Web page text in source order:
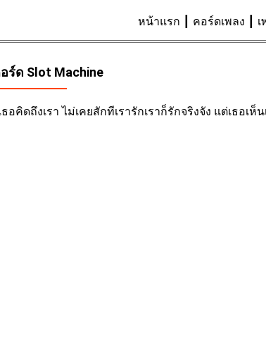
หน้าแรก คอร์ดเพลง เ
ร์ด Slot Machine
ดถึงเรา ไม่เคยสักทีเรารักเราก็รักจริงจัง แต่เธอเห็น